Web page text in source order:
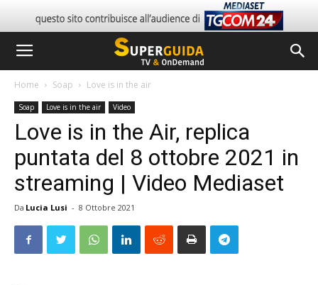
Home Soap Love is in the air
Soap Love is in the air Video
Love is in the Air, replica
puntata del 8 ottobre 2021 in
streaming | Video Mediaset
Da Lucia Lusi - 8 Ottobre 2021